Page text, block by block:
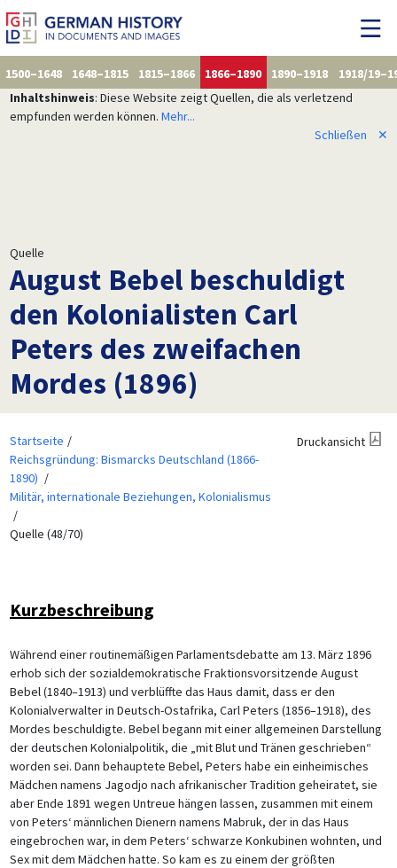
1500–1648 1648–1815 1815–1866 1866–1890 1890–1918
1918/
Inhaltshinweis: Diese Website zeigt Quellen, die als verletzend
empfunden werden können. Mehr...
Schließen
✕
Quelle
August Bebel beschuldigt
den Kolonialisten Carl
Peters des zweifachen
Mordes (1896)
Startseite
Reichsgründung: Bismarcks Deutschland (1866-
1890)
Militär, internationale Beziehungen, Kolonialismus
Quelle (48/70)
Druckansicht
Kurzbeschreibung
Während einer routinemäßigen Parlamentsdebatte am 13. März 1896
erhob sich der sozialdemokratische Fraktionsvorsitzende August
Bebel (1840–1913) und verblüffte das Haus damit, dass er den
Kolonialverwalter in Deutsch-Ostafrika, Carl Peters (1856–1918), des
Mordes beschuldigte. Bebel begann mit einer allgemeinen Darstellung
der deutschen Kolonialpolitik, die „mit Blut und Tränen geschrieben“
worden sei. Dann behauptete Bebel, Peters habe ein einheimisches
Mädchen namens Jagodjo nach afrikanischer Tradition geheiratet, sie
aber Ende 1891 wegen Untreue hängen lassen, zusammen mit einem
von Peters‘ männlichen Dienern namens Mabruk, der in das Haus
eingebrochen war, in dem Peters‘ schwarze Konkubinen wohnten, und
Sex mit dem Mädchen hatte. So kam es zu einem der größten